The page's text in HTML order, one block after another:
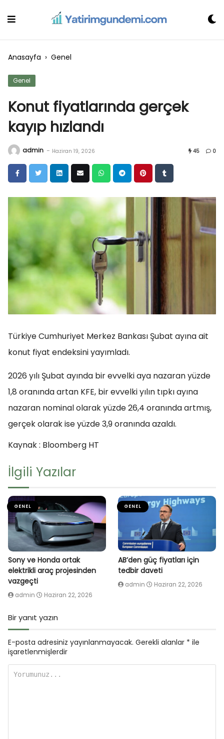
Anasayfa › Genel
Genel
Konut fiyatlarında gerçek
kayıp hızlandı
admin - Haziran 19, 2026 45 0
Türkiye Cumhuriyet Merkez Bankası Şubat ayına ait
konut fiyat endeksini yayımladı.
2026 yılı Şubat ayında bir evvelki aya nazaran yüzde
1,8 oranında artan KFE, bir evvelki yılın tıpkı ayına
nazaran nominal olarak yüzde 26,4 oranında artmış,
gerçek olarak ise yüzde 3,9 oranında azaldı.
Kaynak : Bloomberg HT
İlgili Yazılar
GENEL
Sony ve Honda ortak
elektrikli araç projesinden
vazgeçti
admin Haziran 22, 2026
GENEL
AB’den güç fiyatları için
tedbir daveti
admin Haziran 22, 2026
Bir yanıt yazın
E-posta adresiniz yayınlanmayacak. Gerekli alanlar * ile
işaretlenmişlerdir